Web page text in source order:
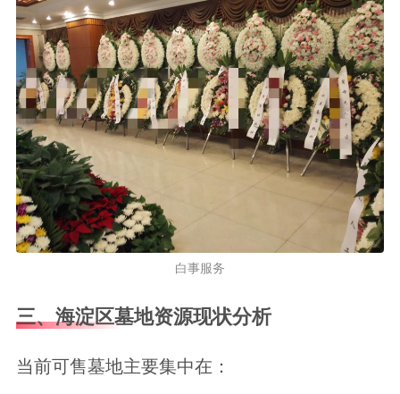
白事服务
三、海淀区墓地资源现状分析
当前可售墓地主要集中在：